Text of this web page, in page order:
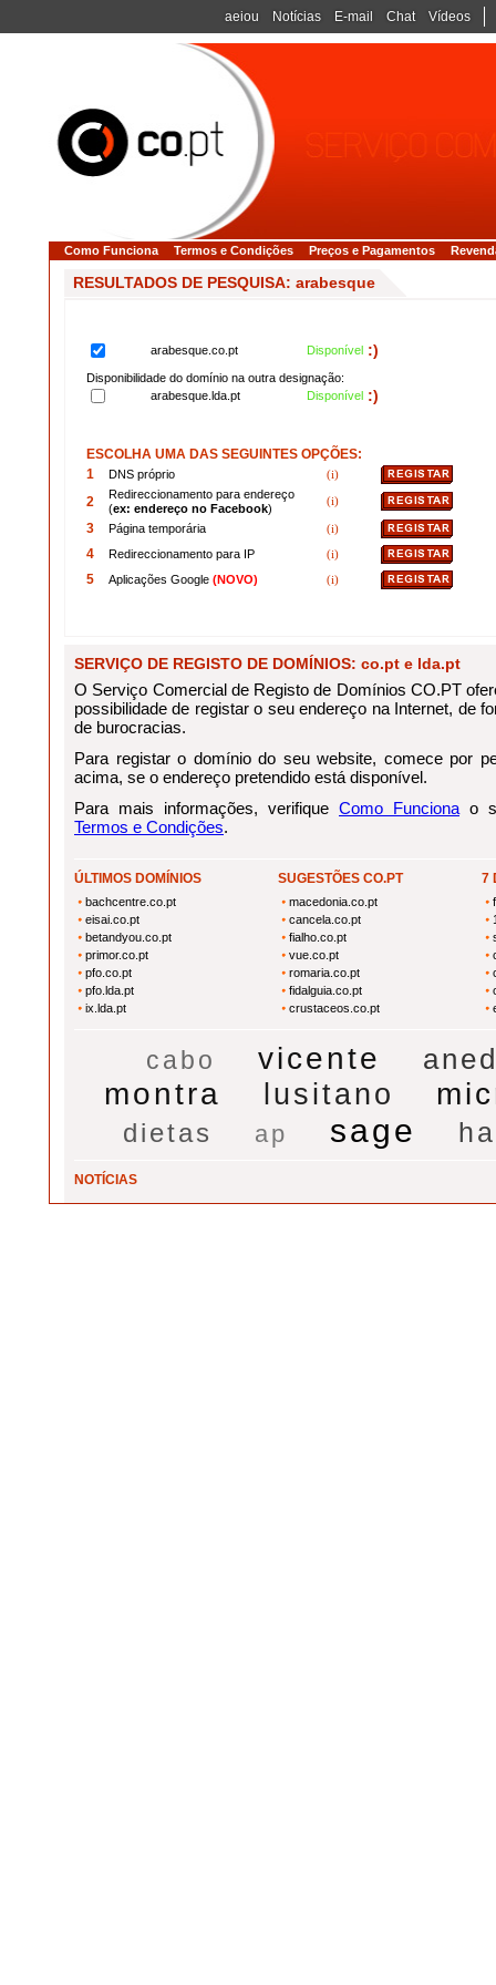
aeiou Notícias E-mail Chat Vídeos
Como Funciona Termos e Condições Preços e Pagamentos
RESULTADOS DE PESQUISA: arabesque
arabesque.co.pt Disponível :)
Disponibilidade do domínio na outra designação:
arabesque.lda.pt
Disponível :)
ESCOLHA UMA DAS SEGUINTES OPÇÕES:
1
DNS próprio (i)
2
Redireccionamento para endereço
(ex: endereço no Facebook)
(i)
3 Página temporária (i)
4 Redireccionamento para IP (i)
5 Aplicações Google (NOVO) (i)
SERVIÇO DE REGISTO DE DOMÍNIOS: co.pt e lda.pt
O Serviço Comercial de Registo de Domínios CO.PT
possibilidade de registar o seu endereço na Internet, de
de burocracias.
Para registar o domínio do seu website, comece por
acima, se o endereço pretendido está disponível.
Para mais informações, verifique Como Funciona o
Termos e Condições.
ÚLTIMOS DOMÍNIOS
bachcentre.co.pt
eisai.co.pt
betandyou.co.pt
primor.co.pt
pfo.co.pt
pfo.lda.pt
ix.lda.pt
SUGESTÕES CO.PT
macedonia.co.pt
cancela.co.pt
fialho.co.pt
vue.co.pt
romaria.co.pt
fidalguia.co.pt
crustaceos.co.pt
7
cabo vicente
montra lusitano
dietas ap sage
NOTÍCIAS